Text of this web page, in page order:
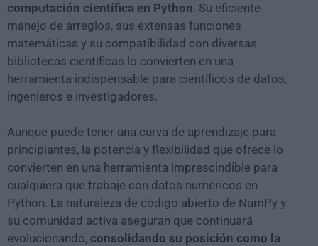
computación científica en Python. Su eficiente
manejo de arreglos, sus extensas funciones
matemáticas y su compatibilidad con diversas
bibliotecas científicas lo convierten en una
herramienta indispensable para científicos de datos,
ingenieros e investigadores.
Aunque puede tener una curva de aprendizaje para
principiantes, la potencia y flexibilidad que ofrece lo
convierten en una herramienta imprescindible para
cualquiera que trabaje con datos numéricos en
Python. La naturaleza de código abierto de NumPy y
su comunidad activa aseguran que continuará
evolucionando, consolidando su posición como la